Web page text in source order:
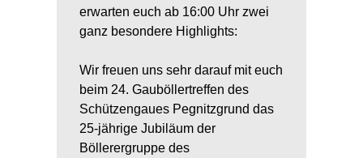
erwarten euch ab 16:00 Uhr zwei
ganz besondere Highlights:
Wir freuen uns sehr darauf mit euch
beim 24. Gauböllertreffen des
Schützengaues Pegnitzgrund das
25-jährige Jubiläum der
Böllerergruppe des